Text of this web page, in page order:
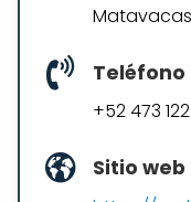
Teléfono
+52 473
Sitio web